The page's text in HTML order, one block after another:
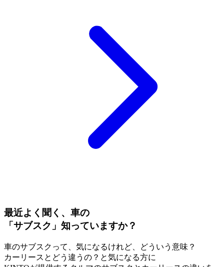
最近よく聞く、車の
「サブスク」知っていますか？
車のサブスクって、気になるけれど、どういう意味？
カーリースとどう違うの？と気になる方に